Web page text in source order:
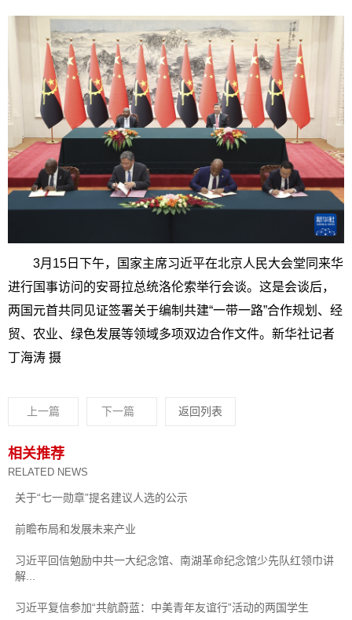
3月15日下午，国家主席习近平在北京人民大会堂同来华
进行国事访问的安哥拉总统洛伦索举行会谈。这是会谈后，
两国元首共同见证签署关于编制共建“一带一路”合作规划、经
贸、农业、绿色发展等领域多项双边合作文件。新华社记者
丁海涛 摄
上一篇 下一篇 返回列表
相关推荐
RELATED NEWS
关于“七一勋章”提名建议人选的公示
前瞻布局和发展未来产业
习近平回信勉励中共一大纪念馆、南湖革命纪念馆少先队红领巾讲
解...
习近平复信参加“共航蔚蓝：中美青年友谊行”活动的两国学生